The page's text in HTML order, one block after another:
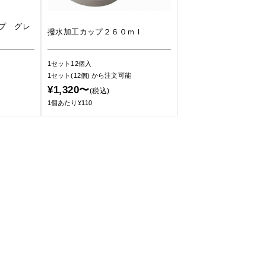
プ グレ
撥水加工カップ２６０ｍｌ
1セット12個入
1セット(12個)から注文可能
¥1,320〜(税込)
1個あたり¥110